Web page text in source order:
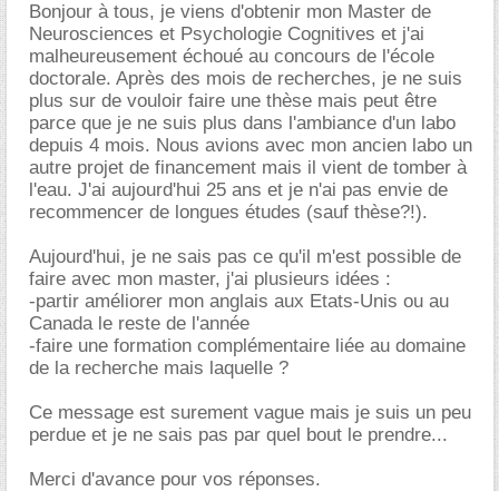
Bonjour à tous, je viens d'obtenir mon Master de
Neurosciences et Psychologie Cognitives et j'ai
malheureusement échoué au concours de l'école
doctorale. Après des mois de recherches, je ne suis
plus sur de vouloir faire une thèse mais peut être
parce que je ne suis plus dans l'ambiance d'un labo
depuis 4 mois. Nous avions avec mon ancien labo un
autre projet de financement mais il vient de tomber à
l'eau. J'ai aujourd'hui 25 ans et je n'ai pas envie de
recommencer de longues études (sauf thèse?!).
Aujourd'hui, je ne sais pas ce qu'il m'est possible de
faire avec mon master, j'ai plusieurs idées :
-partir améliorer mon anglais aux Etats-Unis ou au
Canada le reste de l'année
-faire une formation complémentaire liée au domaine
de la recherche mais laquelle ?
Ce message est surement vague mais je suis un peu
perdue et je ne sais pas par quel bout le prendre...
Merci d'avance pour vos réponses.